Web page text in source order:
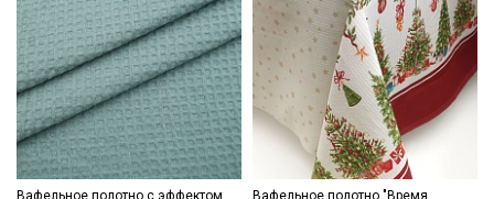
Вафельное полотно с эффектом
Вафельное полотно "Время